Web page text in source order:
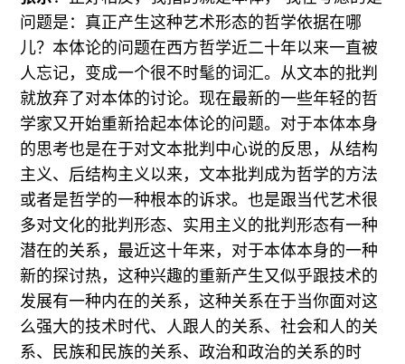
问题是：真正产生这种艺术形态的哲学依据在哪
儿？本体论的问题在西方哲学近二十年以来一直被
人忘记，变成一个很不时髦的词汇。从文本的批判
就放弃了对本体的讨论。现在最新的一些年轻的哲
学家又开始重新拾起本体论的问题。对于本体本身
的思考也是在于对文本批判中心说的反思，从结构
主义、后结构主义以来，文本批判成为哲学的方法
或者是哲学的一种根本的诉求。也是跟当代艺术很
多对文化的批判形态、实用主义的批判形态有一种
潜在的关系，最近这十年来，对于本体本身的一种
新的探讨热，这种兴趣的重新产生又似乎跟技术的
发展有一种内在的关系，这种关系在于当你面对这
么强大的技术时代、人跟人的关系、社会和人的关
系、民族和民族的关系、政治和政治的关系的时